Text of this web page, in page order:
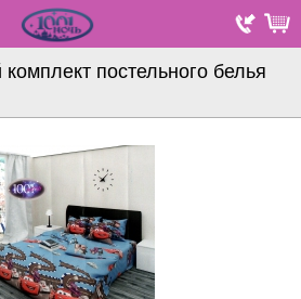
постельного белья